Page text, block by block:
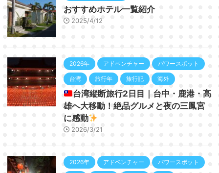
おすすめホテル一覧紹介
2025/4/12
2026年 アドベンチャー パワースポット
台湾 旅行年 旅行記 海外
台湾縦断旅行2日目｜台中・鹿港・高
雄へ大移動！絶品グルメと夜の三鳳宮
に感動
2026/3/21
2026年 アドベンチャー パワースポット